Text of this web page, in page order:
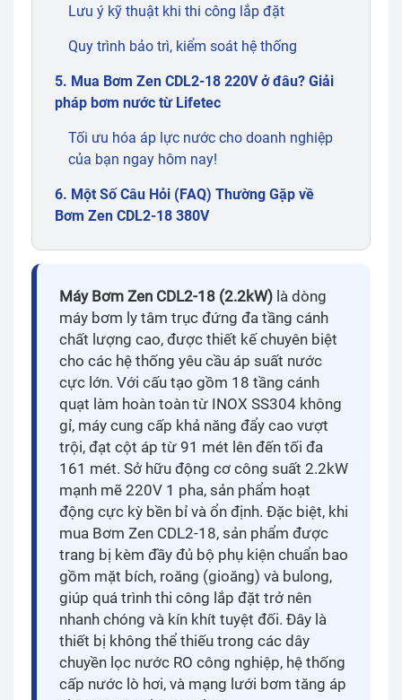
Lưu ý kỹ thuật khi thi công lắp đặt
Quy trình bảo trì, kiểm soát hệ thống
5. Mua Bơm Zen CDL2-18 220V ở đâu? Giải
pháp bơm nước từ Lifetec
Tối ưu hóa áp lực nước cho doanh nghiệp
của bạn ngay hôm nay!
6. Một Số Câu Hỏi (FAQ) Thường Gặp về
Bơm Zen CDL2-18 380V
Máy Bơm Zen CDL2-18 (2.2kW) là dòng
máy bơm ly tâm trục đứng đa tầng cánh
chất lượng cao, được thiết kế chuyên biệt
cho các hệ thống yêu cầu áp suất nước
cực lớn. Với cấu tạo gồm 18 tầng cánh
quạt làm hoàn toàn từ INOX SS304 không
gỉ, máy cung cấp khả năng đẩy cao vượt
trội, đạt cột áp từ 91 mét lên đến tối đa
161 mét. Sở hữu động cơ công suất 2.2kW
mạnh mẽ 220V 1 pha, sản phẩm hoạt
động cực kỳ bền bỉ và ổn định. Đặc biệt, khi
mua Bơm Zen CDL2-18, sản phẩm được
trang bị kèm đầy đủ bộ phụ kiện chuẩn bao
gồm mặt bích, roăng (gioăng) và bulong,
giúp quá trình thi công lắp đặt trở nên
nhanh chóng và kín khít tuyệt đối. Đây là
thiết bị không thể thiếu trong các dây
chuyền lọc nước RO công nghiệp, hệ thống
cấp nước lò hơi, và mạng lưới bơm tăng áp